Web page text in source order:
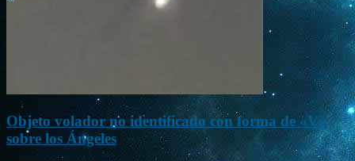
Objeto volador no identificado con forma de «V»
sobre los Ángeles